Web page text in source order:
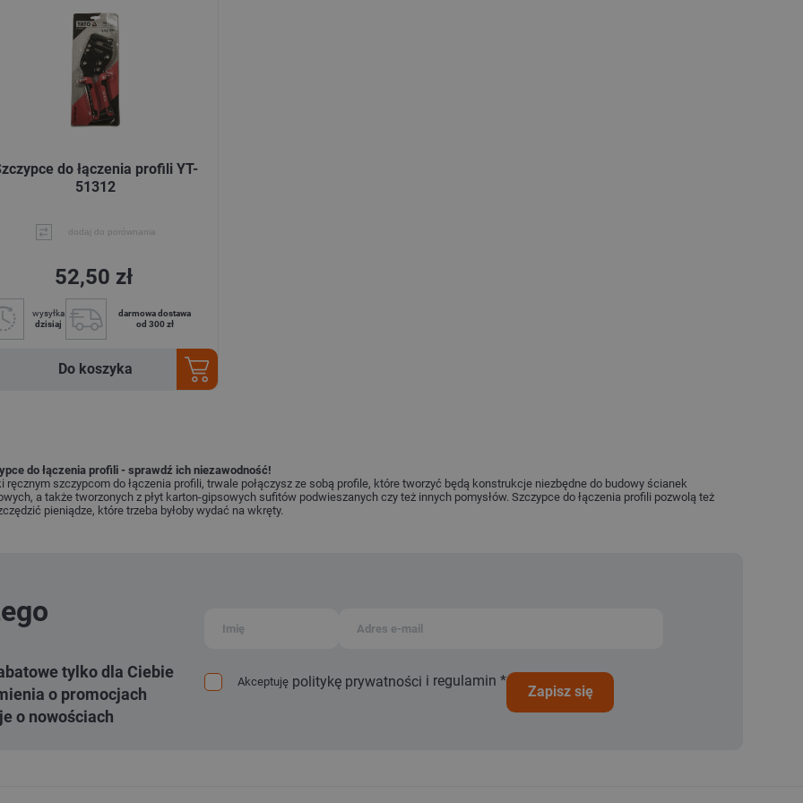
do łączenia profili YT-
51312
dodaj do porównania
52,50 zł
wysyłka
dzisiaj
darmowa dostawa
od 300 zł
Do koszyka
do łączenia profili - sprawdź ich niezawodność!
ręcznym szczypcom do łączenia profili, trwale połączysz ze sobą profile, które tworzyć będą konstrukcje niezbędne do budowy ścianek
a także tworzonych z płyt karton-gipsowych sufitów podwieszanych czy też innych pomysłów. Szczypce do łączenia profili pozwolą też
pieniądze, które trzeba byłoby wydać na wkręty.
tylko dla Ciebie
o promocjach
o nowościach
Akceptuję politykę prywatności i regulamin *
zapisz się